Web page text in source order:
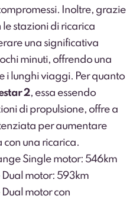
Inoltre, grazie
stazioni di ricarica
una significativa
minuti, offrendo una
i lunghi viaggi. Per quanto
2, essa essendo
di propulsione, offre a
per aumentare
con una ricarica.
Single motor: 546km
motor: 593km
motor con